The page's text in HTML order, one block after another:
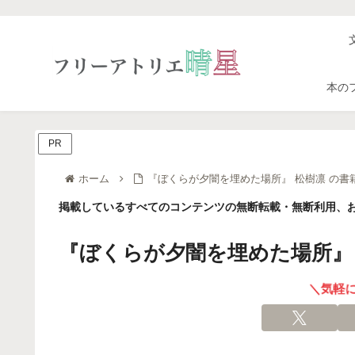
本の
ホーム 『ぼくらが夕闇を埋めた場所』 松樹凛 の書
掲載しているすべてのコンテンツの無断転載・無断利用
『ぼくらが夕闇を埋めた場所
＼気軽
PR